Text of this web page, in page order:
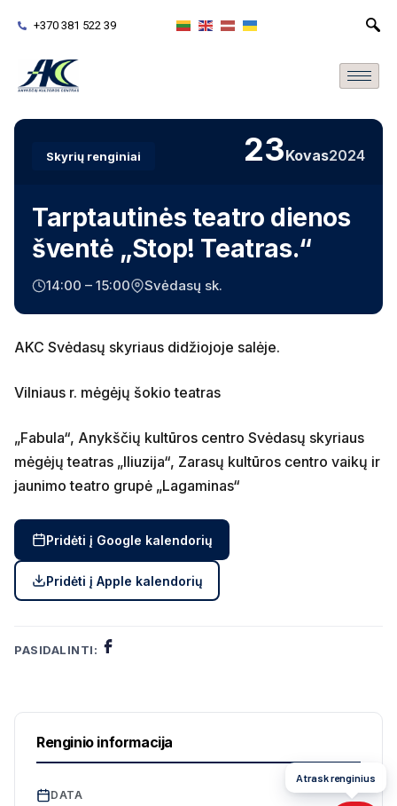
+370 381 522 39
Skyrių renginiai 23Kovas2024
Tarptautinės teatro dienos
šventė „Stop! Teatras.“
14:00 – 15:00 Svėdasų sk.
AKC Svėdasų skyriaus didžiojoje salėje.
Vilniaus r. mėgėjų šokio teatras
„Fabula“, Anykščių kultūros centro Svėdasų skyriaus
mėgėjų teatras „Iliuzija“, Zarasų kultūros centro vaikų ir
jaunimo teatro grupė „Lagaminas“
Pridėti į Google kalendorių
Pridėti į Apple kalendorių
PASIDALINTI:
Renginio informacija
DATA
Atrask renginius